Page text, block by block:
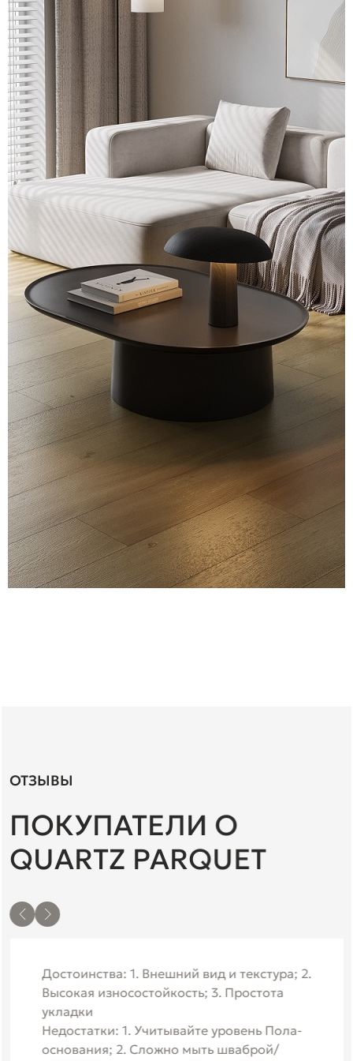
ОТЗЫВЫ
ПОКУПАТЕЛИ О
QUARTZ PARQUET
Достоинства: 1. Внешний вид и текстура; 2.
Высокая износостойкость; 3. Простота
укладки
Недостатки: 1. Учитывайте уровень Пола-
основания; 2. Сложно мыть шваброй/